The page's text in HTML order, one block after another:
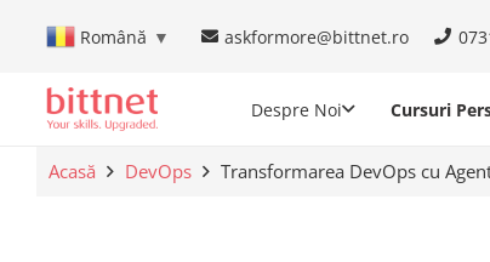
Română ▼ askformore@bittnet.ro
Despre Noi Cursuri
Acasă DevOps Transformarea DevOps cu